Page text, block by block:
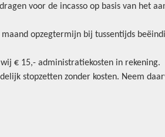
voor de incasso op basis van het
opzegtermijn bij tussentijds
€ 15,- administratiekosten in rekening.
stopzetten zonder kosten. Neem